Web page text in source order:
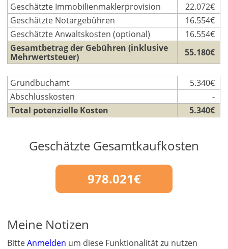
Geschätzte Immobilienmaklerprovision
22.072€
Geschätzte Notargebühren
16.554€
Geschätzte Anwaltskosten (optional)
16.554€
Gesamtbetrag der Gebühren (inklusive
Mehrwertsteuer)
55.180€
Grundbuchamt
5.340€
Abschlusskosten
-
Total potenzielle Kosten
5.340€
Geschätzte Gesamtkaufkosten
978.021€
Meine Notizen
BitteAnmelden um diese Funktionalität zu nutzen